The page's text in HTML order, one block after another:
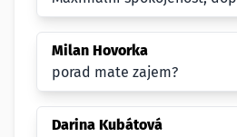
Milan Hovorka
porad mate zajem?
Darina Kubátová